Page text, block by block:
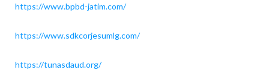
https://www.bpbd-jatim.com/
https://www.sdkcorjesumlg.com/
https://tunasdaud.org/